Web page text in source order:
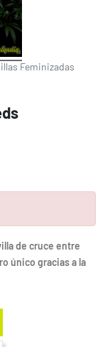
de cruce entre
único gracias a la